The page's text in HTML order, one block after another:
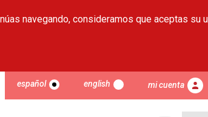
navegando, consideramos que aceptas su
español english mi cuenta